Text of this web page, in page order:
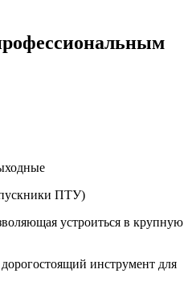
ПТУ)
устроиться в крупную
инструмент для